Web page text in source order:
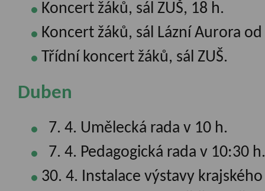
Koncert žáků, sál ZUŠ, 18 h.
Koncert žáků, sál Lázní Aurora
Třídní koncert žáků, sál ZUŠ.
Duben
7. 4. Umělecká rada v 10 h.
7. 4. Pedagogická rada v 10:30 h.
30. 4. Instalace výstavy